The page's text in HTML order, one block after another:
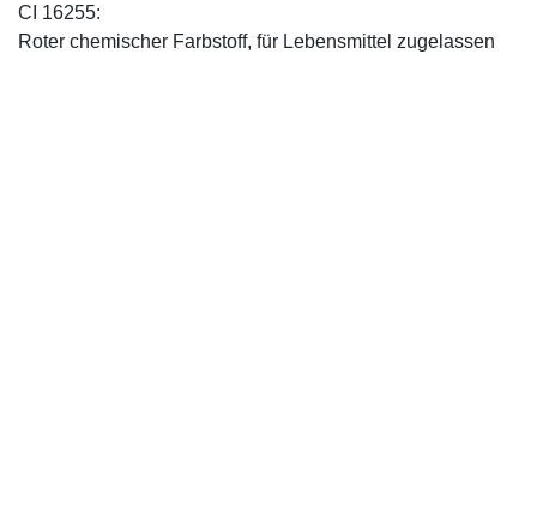
CI 16255:
Roter chemischer Farbstoff, für Lebensmittel zugelassen